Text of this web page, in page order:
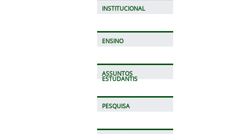
INSTITUCIONAL
ENSINO
ASSUNTOS
ESTUDANTIS
PESQUISA